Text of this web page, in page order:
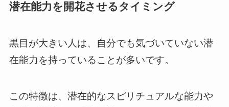
潜在能力を開花させるタイミング
黒目が大きい人は、自分でも気づいていない潜
在能力を持っていることが多いです。
この特徴は、潜在的なスピリチュアルな能力や